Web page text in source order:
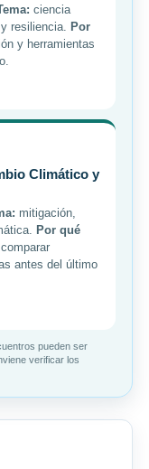
ciencia
resiliencia. Por
y herramientas
Climático y
mitigación,
Por qué
antes del último
pueden ser
verificar los